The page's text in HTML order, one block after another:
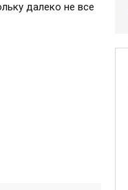
далеко не все